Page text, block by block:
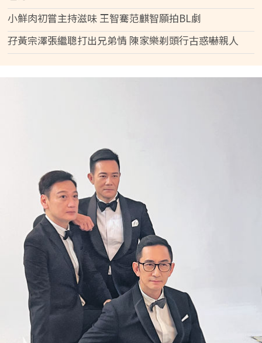
小鮮肉初嘗主持滋味 王智騫范麒智願拍BL劇
孖黃宗澤張繼聰打出兄弟情 陳家樂剃頭行古惑嚇親人